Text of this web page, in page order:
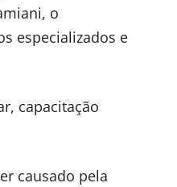
o
especializados e
capacitação
causado pela